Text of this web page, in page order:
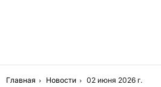
Главная Новости 02 июня 2026 г.